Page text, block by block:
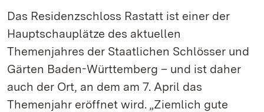
Das Residenzschloss Rastatt ist einer der
Hauptschauplätze des aktuellen
Themenjahres der Staatlichen Schlösser und
Gärten Baden-Württemberg – und ist daher
auch der Ort, an dem am 7. April das
Themenjahr eröffnet wird. „Ziemlich gute